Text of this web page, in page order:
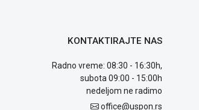
KONTAKTIRAJTE NAS
Radno vreme: 08:30 - 16:30h,
subota 09:00 - 15:00h
nedeljom ne radimo
office@uspon.rs